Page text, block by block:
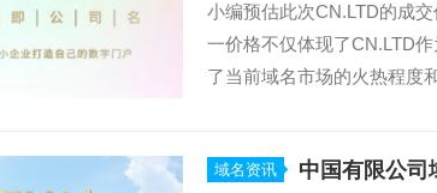
小编预估此次CN.LTD的成
一价格不仅体现了CN.LTD
了当前域名市场的火热程度
域名资讯 中国有限公